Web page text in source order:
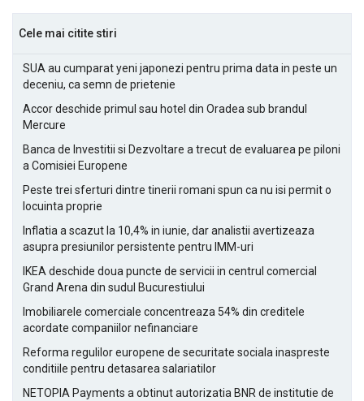
Cele mai citite stiri
SUA au cumparat yeni japonezi pentru prima data in peste un
deceniu, ca semn de prietenie
Accor deschide primul sau hotel din Oradea sub brandul
Mercure
Banca de Investitii si Dezvoltare a trecut de evaluarea pe piloni
a Comisiei Europene
Peste trei sferturi dintre tinerii romani spun ca nu isi permit o
locuinta proprie
Inflatia a scazut la 10,4% in iunie, dar analistii avertizeaza
asupra presiunilor persistente pentru IMM-uri
IKEA deschide doua puncte de servicii in centrul comercial
Grand Arena din sudul Bucurestiului
Imobiliarele comerciale concentreaza 54% din creditele
acordate companiilor nefinanciare
Reforma regulilor europene de securitate sociala inaspreste
conditiile pentru detasarea salariatilor
NETOPIA Payments a obtinut autorizatia BNR de institutie de